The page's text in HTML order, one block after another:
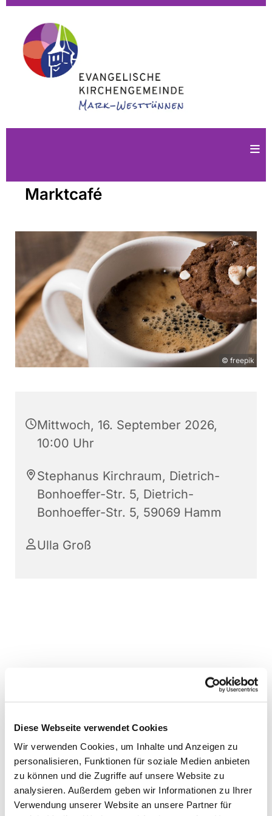
Diese Webseite verwendet Cookies
Wir verwenden Cookies, um Inhalte und Anzeigen zu
personalisieren, Funktionen für soziale Medien anbieten
zu können und die Zugriffe auf unsere Website zu
analysieren. Außerdem geben wir Informationen zu Ihrer
Verwendung unserer Website an unsere Partner für
Marktcafé
© freepik
Mittwoch, 16. September 2026,
10:00 Uhr
Stephanus Kirchraum, Dietrich-
Bonhoeffer-Str. 5, Dietrich-
Bonhoeffer-Str. 5, 59069 Hamm
Ulla Groß